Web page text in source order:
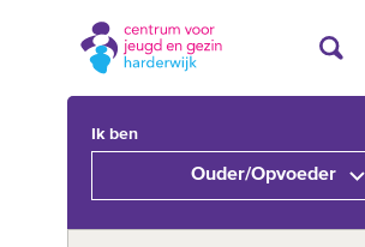
Ik ben
Ouder/Opvoeder